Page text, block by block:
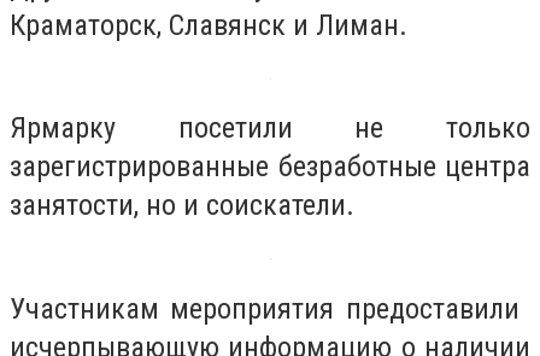
Краматорск, Славянск и Лиман.
Ярмарку посетили не только
зарегистрированные безработные центра
занятости, но и соискатели.
Участникам мероприятия предоставили ​​
исчерпывающую информацию о наличии